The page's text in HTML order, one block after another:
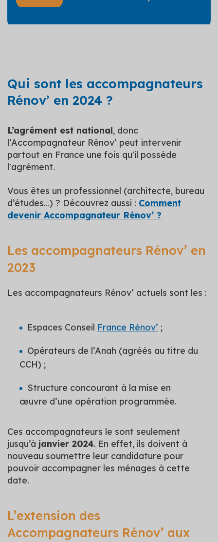
Qui sont les accompagnateurs
Rénov’ en 2024 ?
L’agrément est national, donc
l’Accompagnateur Rénov’ peut intervenir
partout en France une fois qu'il possède
l'agrément.
Vous êtes un professionnel (architecte, bureau
d’études…) ? Découvrez aussi : Comment
devenir Accompagnateur Rénov’ ?
Les accompagnateurs Rénov’ en
2023
Les accompagnateurs Rénov’ actuels sont les :
Espaces Conseil France Rénov’ ;
Opérateurs de l’Anah (agréés au titre du
CCH) ;
Structure concourant à la mise en
œuvre d’une opération programmée.
Ces accompagnateurs le sont seulement
jusqu’à janvier 2024. En effet, ils doivent à
nouveau soumettre leur candidature pour
pouvoir accompagner les ménages à cette
date.
L’extension des
Accompagnateurs Rénov’ aux